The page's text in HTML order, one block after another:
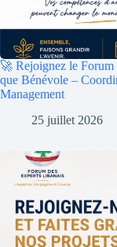
🚀 Rejoignez le Forum
que Bénévole –
Management
25 juillet 2026